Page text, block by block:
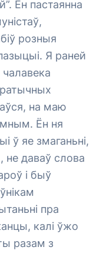
Ён пастаянна
розныя
Я раней
на маю
Ён ня
ў яе змаганьні,
не даваў слова
і быў
пра
калі ўжо
разам з